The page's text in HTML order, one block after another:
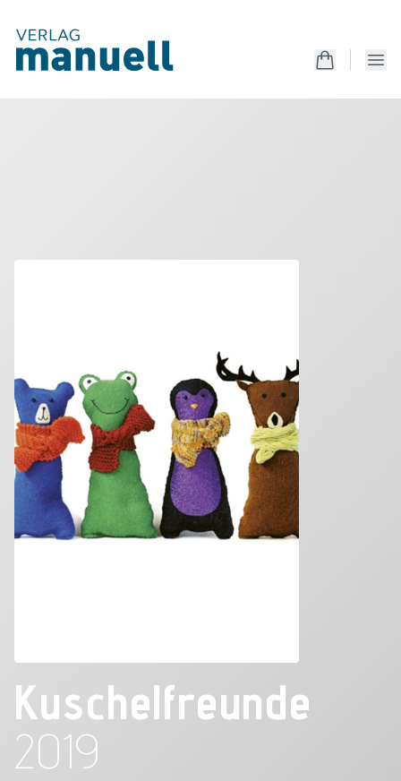
Kreativanleitungen Unterrichtsmaterialien Mappen
Kuschelfreunde
2019